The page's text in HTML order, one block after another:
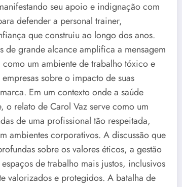
seu apoio e indignação com
defender a personal trainer,
que construiu ao longo dos anos.
de grande alcance amplifica a mensagem
um ambiente de trabalho tóxico e
sobre o impacto de suas
Em um contexto onde a saúde
o relato de Carol Vaz serve como um
de uma profissional tão respeitada,
ambientes corporativos. A discussão que
sobre os valores éticos, a gestão
de trabalho mais justos, inclusivos
valorizados e protegidos. A batalha de